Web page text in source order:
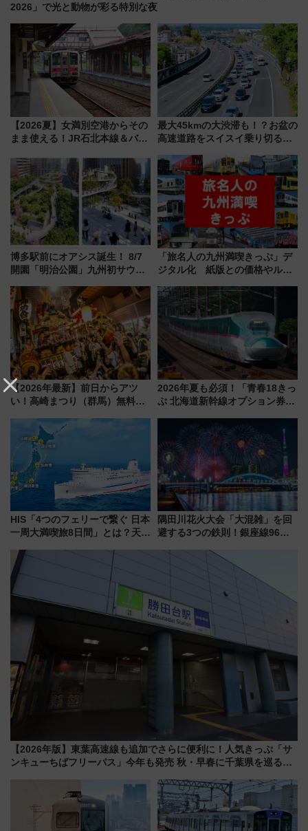
2026」で光と動物が彩る特別な夜
【2026夏】女満別空港からその
まま使える！JR石北本線＆バス
ーパス」でおトクに道東観光
（8/3発売）
最大45kmの大渋滞も！？お盆の
高速道路をスイスイ乗り切る快
博多駅前にオアシス誕生！ 8/7
開園「明治公園」九州初サウナ
品グルメ登場で駅前の過ごし方
はどう変わる？
「旅名人の九州満喫きっぷ」デ
ジタル化 紙版との価格やルー
【2026年最新】前日からアツ
い！高崎まつり（群馬）無料観
しまで
2026年夏も必須！「青春18きっ
ぷ 北海道新幹線オプション券」
HIS「4つのフェリーで繋ぐ 日本
一周大満喫旅8日間」とは？天橋
の絶景＆限定グルメを網羅！煩
雑な手続きも不要でお手軽に楽
しめるプランが登場
隅田川花火大会「大混雑」を回
避する3つの鉄則！銀座線96本
ツリー駅の規制まとめ 7/25開催
【2026年版】東葉高速線も追加でさらに便利に！人気きっぷ「サ
ンキューちばフリーパス」今年も発売 秋・早春に千葉県を巡るな